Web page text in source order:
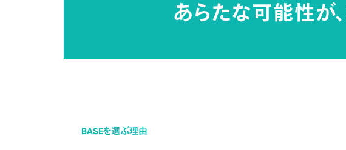
あらたな可能性が、
BASEを選ぶ理由